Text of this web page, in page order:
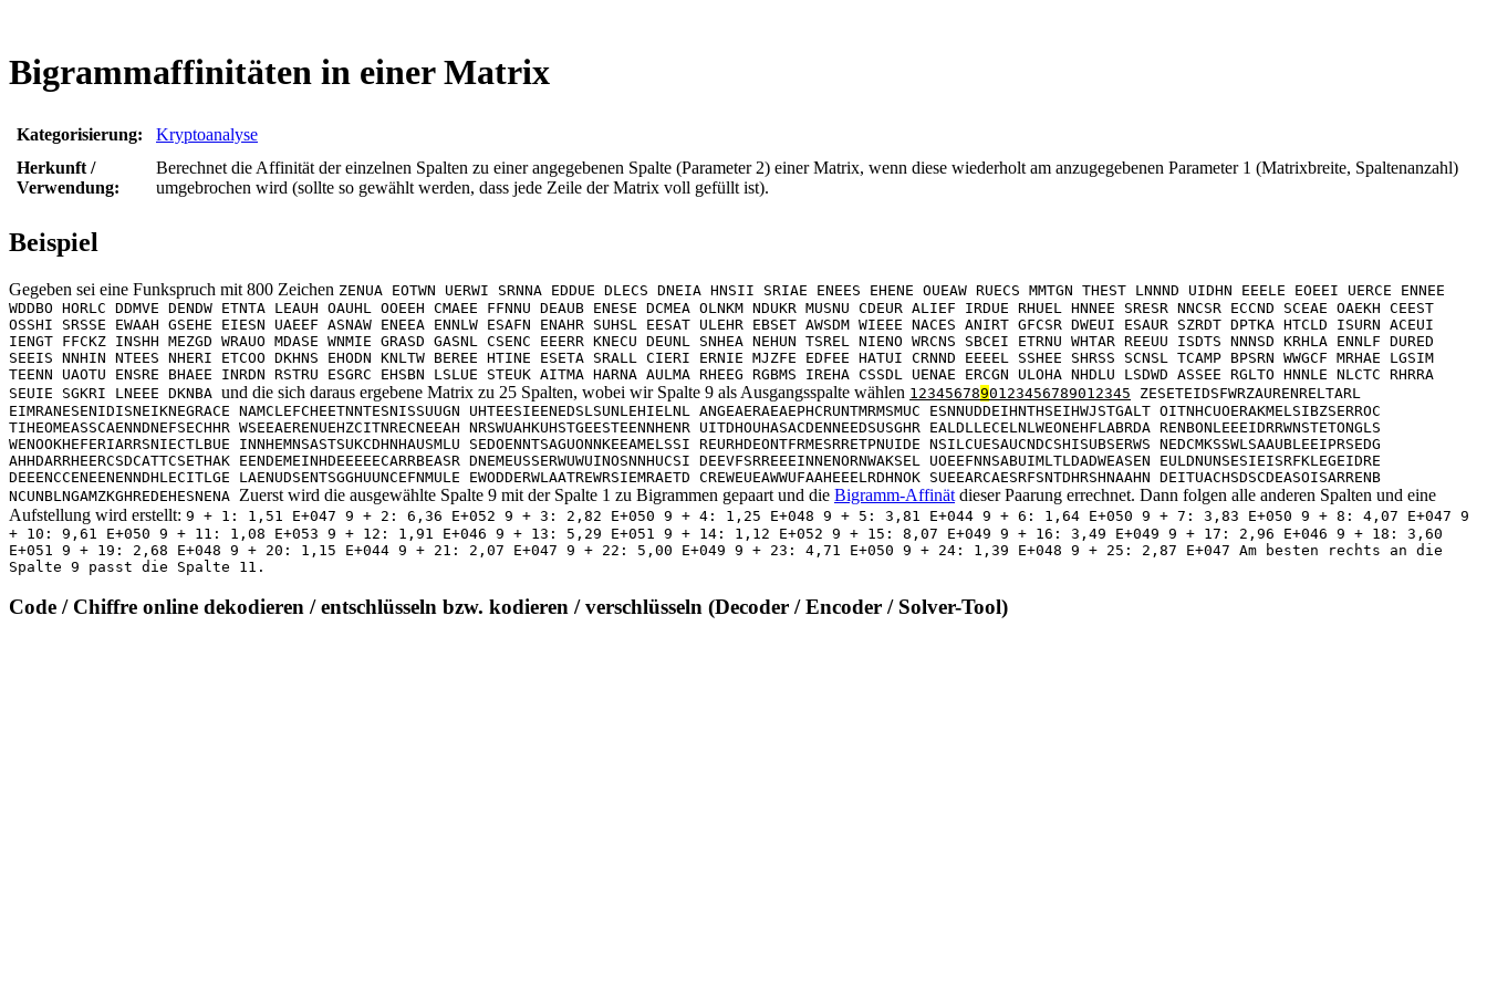
Bigrammaffinitäten in einer Matrix
Kategorisierung:
Kryptoanalyse
Herkunft /
Verwendung:
Berechnet die Affinität der einzelnen Spalten zu einer angegebenen Spalte (Parameter 2) einer Matrix, wenn diese wiederholt am anzugegebenen Parameter 1 (Matrixbreite, Spaltenanzahl)
umgebrochen wird (sollte so gewählt werden, dass jede Zeile der Matrix voll gefüllt ist).
Beispiel
Gegeben sei eine Funkspruch mit 800 Zeichen ZENUA EOTWN UERWI SRNNA EDDUE DLECS DNEIA HNSII SRIAE ENEES EHENE OUEAW RUECS MMTGN THEST LNNND UIDHN EEELE EOEEI UERCE ENNEE
WDDBO HORLC DDMVE DENDW ETNTA LEAUH OAUHL OOEEH CMAEE FFNNU DEAUB ENESE DCMEA OLNKM NDUKR MUSNU CDEUR ALIEF IRDUE RHUEL HNNEE SRESR NNCSR ECCND SCEAE OAEKH CEEST
OSSHI SRSSE EWAAH GSEHE EIESN UAEEF ASNAW ENEEA ENNLW ESAFN ENAHR SUHSL EESAT ULEHR EBSET AWSDM WIEEE NACES ANIRT GFCSR DWEUI ESAUR SZRDT DPTKA HTCLD ISURN ACEUI
IENGT FFCKZ INSHH MEZGD WRAUO MDASE WNMIE GRASD GASNL CSENC EEERR KNECU DEUNL SNHEA NEHUN TSREL NIENO WRCNS SBCEI ETRNU WHTAR REEUU ISDTS NNNSD KRHLA ENNLF DURED
SEEIS NNHIN NTEES NHERI ETCOO DKHNS EHODN KNLTW BEREE HTINE ESETA SRALL CIERI ERNIE MJZFE EDFEE HATUI CRNND EEEEL SSHEE SHRSS SCNSL TCAMP BPSRN WWGCF MRHAE LGSIM
TEENN UAOTU ENSRE BHAEE INRDN RSTRU ESGRC EHSBN LSLUE STEUK AITMA HARNA AULMA RHEEG RGBMS IREHA CSSDL UENAE ERCGN ULOHA NHDLU LSDWD ASSEE RGLTO HNNLE NLCTC RHRRA
SEUIE SGKRI LNEEE DKNBA und die sich daraus ergebene Matrix zu 25 Spalten, wobei wir Spalte 9 als Ausgangsspalte wählen 1234567890123456789012345 ZESETEIDSFWRZAURENRELTARL
EIMRANESENIDISNEIKNEGRACE NAMCLEFCHEETNNTESNISSUUGN UHTEESIEENEDSLSUNLEHIELNL ANGEAERAEAEPHCRUNTMRMSMUC ESNNUDDEIHNTHSEIHWJSTGALT OITNHCUOERAKMELSIBZSERROC
TIHEOMEASSCAENNDNEFSECHHR WSEEAERENUEHZCITNRECNEEAH NRSWUAHKUHSTGEESTEENNHENR UITDHOUHASACDENNEEDSUSGHR EALDLLECELNLWEONEHFLABRDA RENBONLEEEIDRRWNSTETONGLS
WENOOKHEFERIARRSNIECTLBUE INNHEMNSASTSUKCDHNHAUSMLU SEDOENNTSAGUONNKEEAMELSSI REURHDEONTFRMESRRETPNUIDE NSILCUESAUCNDCSHISUBSERWS NEDCMKSSWLSAAUBLEEIPRSEDG
AHHDARRHEERCSDCATTCSETHAK EENDEMEINHDEEEEECARRBEASR DNEMEUSSERWUWUINOSNNHUCSI DEEVFSRREEEINNENORNWAKSEL UOEEFNNSABUIMLTLDADWEASEN EULDNUNSESIEISRFKLEGEIDRE
DEEENCCENEENENNDHLECITLGE LAENUDSENTSGGHUUNCEFNMULE EWODDERWLAATREWRSIEMRAETD CREWEUEAWWUFAAHEEELRDHNOK SUEEARCAESRFSNTDHRSHNAAHN DEITUACHSDSCDEASOISARRENB
NCUNBLNGAMZKGHREDEHESNENA Zuerst wird die ausgewählte Spalte 9 mit der Spalte 1 zu Bigrammen gepaart und die Bigramm-Affinät dieser Paarung errechnet. Dann folgen alle anderen Spalten und eine
Aufstellung wird erstellt: 9 + 1: 1,51 E+047 9 + 2: 6,36 E+052 9 + 3: 2,82 E+050 9 + 4: 1,25 E+048 9 + 5: 3,81 E+044 9 + 6: 1,64 E+050 9 + 7: 3,83 E+050 9 + 8: 4,07 E+047 9
+ 10: 9,61 E+050 9 + 11: 1,08 E+053 9 + 12: 1,91 E+046 9 + 13: 5,29 E+051 9 + 14: 1,12 E+052 9 + 15: 8,07 E+049 9 + 16: 3,49 E+049 9 + 17: 2,96 E+046 9 + 18: 3,60
E+051 9 + 19: 2,68 E+048 9 + 20: 1,15 E+044 9 + 21: 2,07 E+047 9 + 22: 5,00 E+049 9 + 23: 4,71 E+050 9 + 24: 1,39 E+048 9 + 25: 2,87 E+047 Am besten rechts an die
Spalte 9 passt die Spalte 11.
Code / Chiffre online dekodieren / entschlüsseln bzw. kodieren / verschlüsseln (Decoder / Encoder / Solver-Tool)